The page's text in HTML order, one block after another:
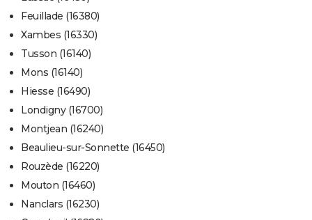
Feuillade (16380)
Xambes (16330)
Tusson (16140)
Mons (16140)
Hiesse (16490)
Londigny (16700)
Montjean (16240)
Beaulieu-sur-Sonnette (16450)
Rouzède (16220)
Mouton (16460)
Nanclars (16230)